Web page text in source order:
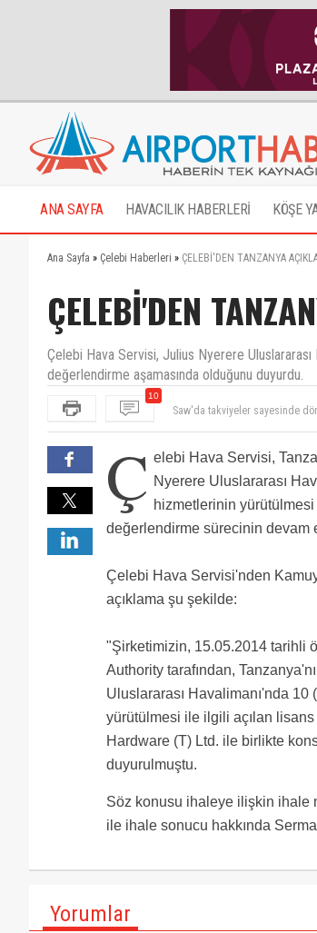
ANA SAYFA HAVACILIK HABERLERİ KÖŞE
Ana Sayfa » Çelebi Haberleri » ÇELEBİ'DEN TANZANYA
ÇELEBİ'DEN
Çelebi Hava Servisi, Julius Nyerere
değerlendirme aşamasında olduğunu duyurdu.
10
sömürmeye çalışsın
Tüm havacılık
öncelikle türkiye'de çalışan
çalışan personellerini köle gibi
usd çıkıyor borsa düşüyor
1851 yalakasınız,kiralık.
18:51 sana
sömüren bi sirketin çok merak
Çelebi hakkında atıp tutanlar
,elinize fırsat geçti mi de tutar
yoksunuz , bari dışarıda
Çelebi sevdalılarının bu
olacaksınız yine ,ama Çelebi
Ç elebi Hava Servisi,
Nyerere Uluslararası
hizmetlerinin
değerlendirme sürecinin devam
Çelebi Hava Servisi'nden
açıklama şu şekilde:
"Şirketimizin, 15.05.2014 tarihli
Authority tarafından,
Uluslararası Havalimanı'nda 10
yürütülmesi ile ilgili açılan
Hardware (T) Ltd. ile birlikte
duyurulmuştu.
Söz konusu ihaleye ilişkin ihale
ile ihale sonucu hakkında
Yorumlar